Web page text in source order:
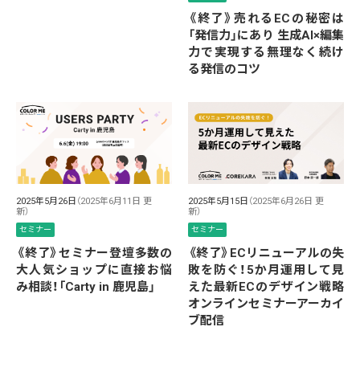
《終了》売れるECの秘密は
「発信力」にあり 生成AI×編集
力で実現する無理なく続け
る発信のコツ
2025年5月26日 （2025年6月11日 更
新）
セミナー
《終了》セミナー登壇多数の
大人気ショップに直接お悩
み相談！「Carty in 鹿児島」
2025年5月15日 （2025年6月26日 更
新）
セミナー
《終了》ECリニューアルの失
敗を防ぐ！5か月運用して見
えた最新ECのデザイン戦略
オンラインセミナーアーカイ
ブ配信